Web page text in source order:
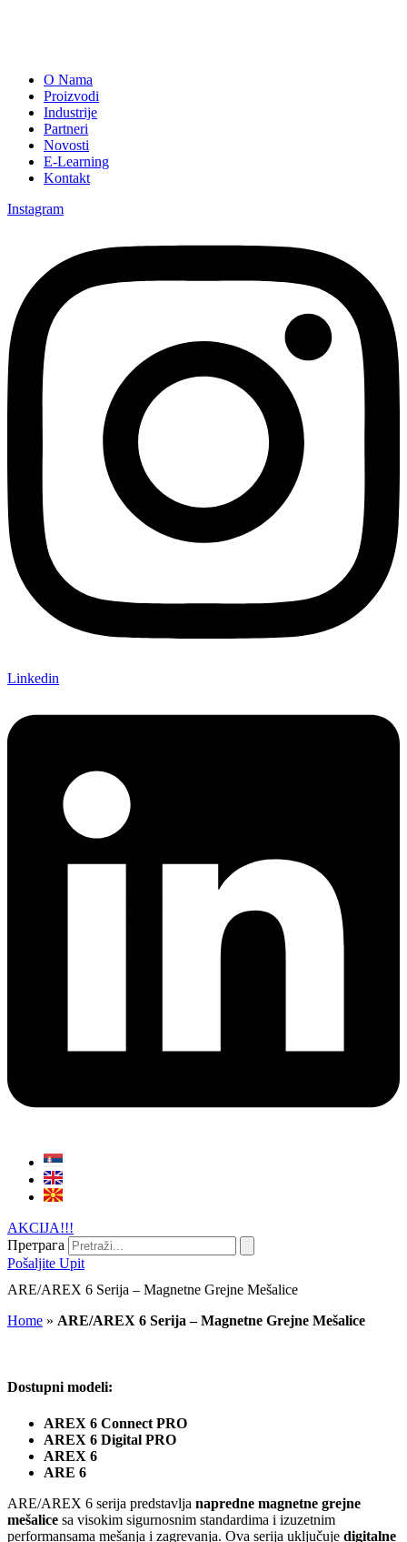
O Nama
Proizvodi
Industrije
Partneri
Novosti
E-Learning
Kontakt
Instagram
Linkedin
AKCIJA!!!
Претрага
Pošaljite Upit
ARE/AREX 6 Serija – Magnetne Grejne Mešalice
Home » ARE/AREX 6 Serija – Magnetne Grejne Mešalice
Dostupni modeli:
AREX 6 Connect PRO
AREX 6 Digital PRO
AREX 6
ARE 6
ARE/AREX 6 serija predstavlja napredne magnetne grejne
mešalice sa visokim sigurnosnim standardima i izuzetnim
performansama mešanja i zagrevanja. Ova serija uključuje digitalne